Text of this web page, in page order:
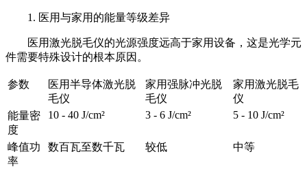
1. 医用与家用的能量等级差异
医用激光脱毛仪的光源强度远高于家用设备，这是光学元
件需要特殊设计的根本原因。
参数
医用半导体激光脱
毛仪
家用强脉冲光脱
毛仪
家用激光脱毛
仪
能量密
度
10 - 40 J/cm² 3 - 6 J/cm² 5 - 10 J/cm²
峰值功
率
数百瓦至数千瓦 较低 中等